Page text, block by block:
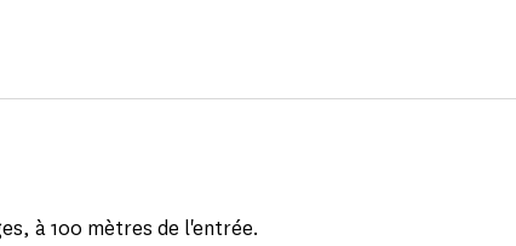
à 100 mètres de l'entrée.